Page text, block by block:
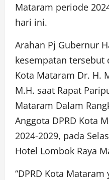
Mataram periode
hari ini.
Arahan Pj Gubernur
kesempatan tersebut
Kota Mataram Dr. H.
M.H. saat Rapat
Mataram Dalam
Anggota DPRD Kota
2024-2029, pada
Hotel Lombok Raya
“DPRD Kota